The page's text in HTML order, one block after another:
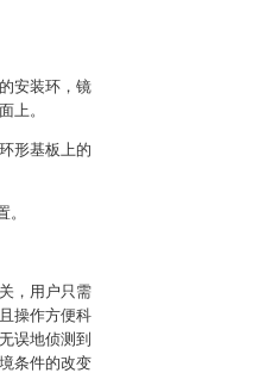
安装环，镜
上。
形基板上的
，用户只需
操作方便科
误地侦测到
条件的改变